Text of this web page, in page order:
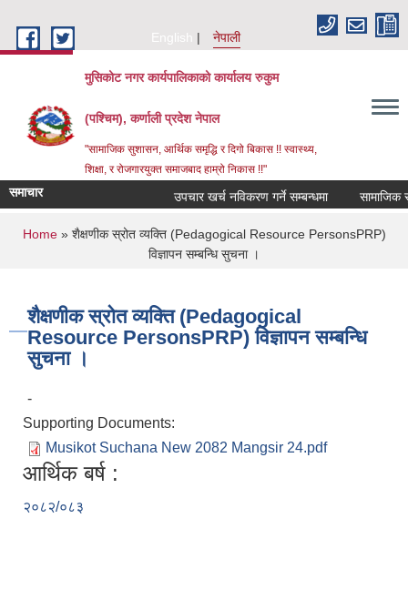
English
नेपाली
मुसिकोट नगर कार्यपालिकाको कार्यालय रुकुम
(पश्चिम), कर्णाली प्रदेश नेपाल
"सामाजिक सुशासन, आर्थिक समृद्धि र दिगो बिकास !! स्वास्थ्य,
शिक्षा, र रोजगारयुक्त समाजबाद हाम्रो निकास !!"
समाचार उपचार खर्च नविकरण गर्ने सम्बन्धमा
You are here
Home» शैक्षणीक स्रोत व्यक्ति (Pedagogical Resource PersonsPRP)
विज्ञापन सम्बन्धि सुचना ।
शैक्षणीक स्रोत व्यक्ति (Pedagogical
Resource PersonsPRP) विज्ञापन सम्बन्धि
सुचना ।
-
Supporting Documents:
Musikot Suchana New 2082 Mangsir 24.pdf
आर्थिक बर्ष :
२०८२/०८३